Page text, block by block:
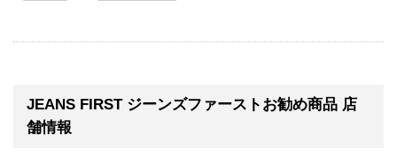
JEANS FIRST ジーンズファーストお勧め商品 店
舗情報